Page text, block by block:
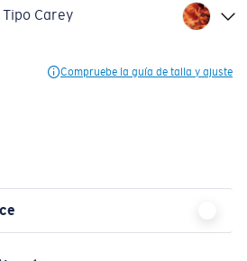
Tipo Carey
Compruebe la guía de talla y ajuste